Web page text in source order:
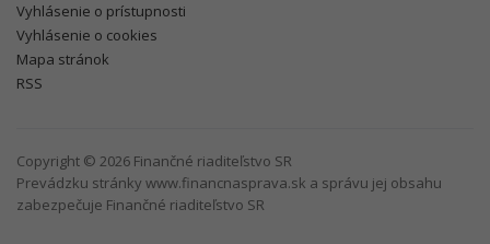
Vyhlásenie o prístupnosti
Vyhlásenie o cookies
Mapa stránok
RSS
Copyright © 2026 Finančné riaditeľstvo SR
Prevádzku stránky www.financnasprava.sk a správu jej obsahu
zabezpečuje Finančné riaditeľstvo SR